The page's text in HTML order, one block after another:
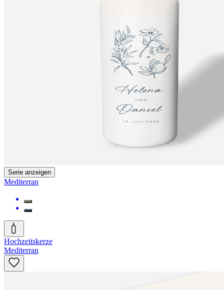
Serie anzeigen
Mediterran
Hochzeitskerze
Mediterran